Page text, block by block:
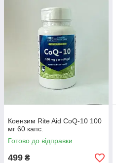
Коензим Rite Aid CoQ-10 100
мг 60 капс.
Готово до відправки
499 ₴